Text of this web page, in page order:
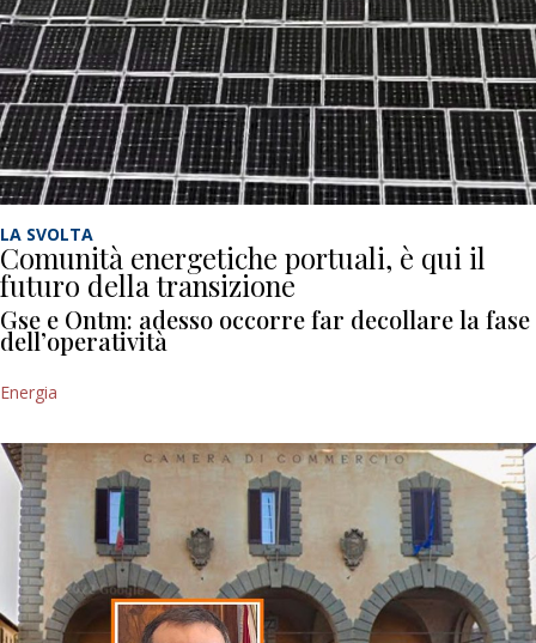
LA SVOLTA
Comunità energetiche portuali, è qui il
futuro della transizione
Gse e Ontm: adesso occorre far decollare la fase
dell’operatività
Energia